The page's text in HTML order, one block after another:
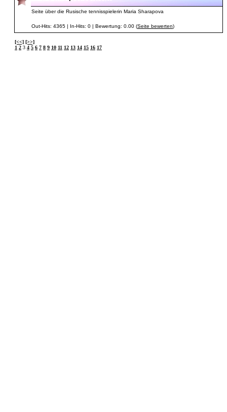
Seite über die Rusische tennisspielerin Maria Sharapova
Out-Hits: 4365 | In-Hits: 0 | Bewertung: 0.00 (Seite bewerten)
[<<] [>>]
1 2 3 4 5 6 7 8 9 10 11 12 13 14 15 16 17